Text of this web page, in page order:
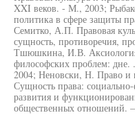
XXI веков. - М., 2003;
политика в сфере защиты
Семитко, А.П. Правовая
сущность, противоречия,
Тшюшкина, И.В. Аксиология
философских проблем:
2004; Неновски, Н. Право и
Сущность права:
развития и
общественных отношений.